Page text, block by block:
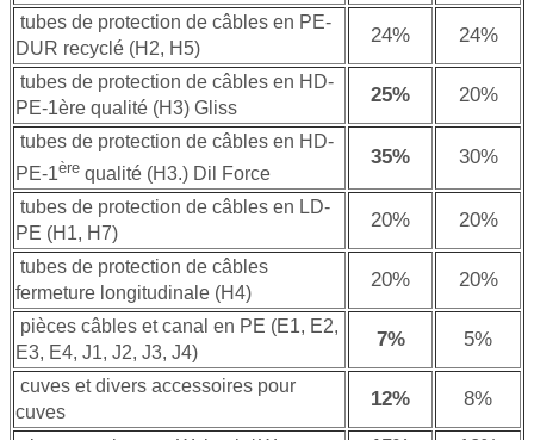
tubes de protection de câbles en PE-
DUR recyclé (H2, H5)
24% 24%
tubes de protection de câbles en HD-
PE-1ère qualité (H3) Gliss
25% 20%
tubes de protection de câbles en HD-
PE-1ère qualité (H3.) Dil Force
35% 30%
tubes de protection de câbles en LD-
PE (H1, H7)
20% 20%
tubes de protection de câbles
fermeture longitudinale (H4)
20% 20%
pièces câbles et canal en PE (E1, E2,
E3, E4, J1, J2, J3, J4)
7% 5%
cuves et divers accessoires pour
cuves
12% 8%